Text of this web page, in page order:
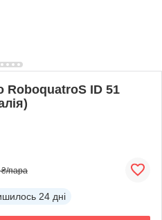
RoboquatroS ID 51
пара
24 дні